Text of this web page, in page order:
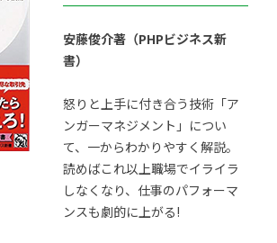
安藤俊介著（PHPビジネス新
書）
怒りと上手に付き合う技術「ア
ンガーマネジメント」につい
て、一からわかりやすく解説。
読めばこれ以上職場でイライラ
しなくなり、仕事のパフォーマ
ンスも劇的に上がる!